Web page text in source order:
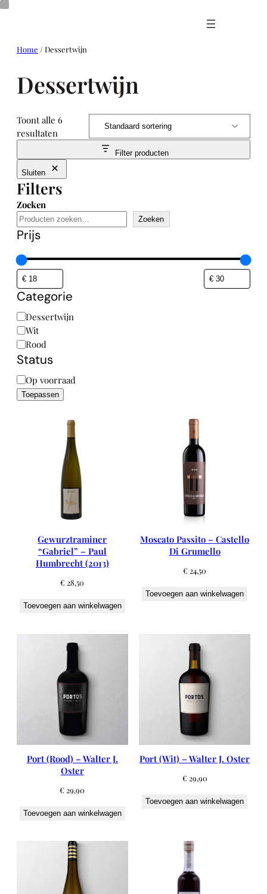
Ga
inhoud
Home / Dessertwijn
Dessertwijn
Toont alle 6
resultaten
Filter producten
Sluiten
Filters
Zoeken
Zoeken
Prijs
Categorie
Categorie
Dessertwijn
Wit
Rood
Status
Status
Op voorraad
Toepassen
Gewurztraminer
“Gabriel” – Paul
Humbrecht (2013)
€ 28,50
Toevoegen aan winkelwagen
Moscato Passito – Castello
Di Grumello
€ 24,50
Toevoegen aan winkelwagen
Port (Rood) – Walter J.
Oster
€ 29,90
Toevoegen aan winkelwagen
Port (Wit) – Walter J. Oster
€ 29,90
Toevoegen aan winkelwagen